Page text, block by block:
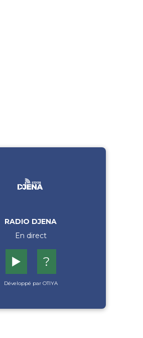
RADIO DJENA
En direct
▶️ ?
Développé par OTIYA